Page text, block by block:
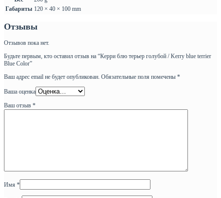
Габариты 120 × 40 × 100 mm
Отзывы
Отзывов пока нет.
Будьте первым, кто оставил отзыв на “Керри блю терьер голубой / Kerry blue terrier
Blue Color”
Ваш адрес email не будет опубликован. Обязательные поля помечены *
Ваша оценка
Ваш отзыв *
Имя *